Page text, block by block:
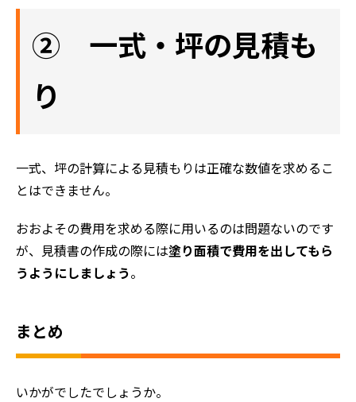
初めての方へ
選ばれる理由
評判の声
② 一式・坪の見積も
り
一式、坪の計算による見積もりは正確な数値を求めるこ
とはできません。
おおよその費用を求める際に用いるのは問題ないのです
が、見積書の作成の際には塗り面積で費用を出してもら
うようにしましょう。
まとめ
いかがでしたでしょうか。